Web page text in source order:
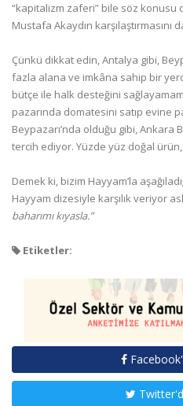
“kapitalizm zaferi” bile söz konusu
Mustafa Akaydın karşılaştırmasını
Çünkü dikkat edin, Antalya gibi,
fazla alana ve imkâna sahip bir
bütçe ile halk desteğini
pazarında domatesini satıp evine
Beypazarı’nda olduğu gibi, Ankara
tercih ediyor. Yüzde yüz doğal
Demek ki, bizim Hayyam’la
Hayyam dizesiyle karşılık veriyor
baharımı kıyasla.”
Etiketler: